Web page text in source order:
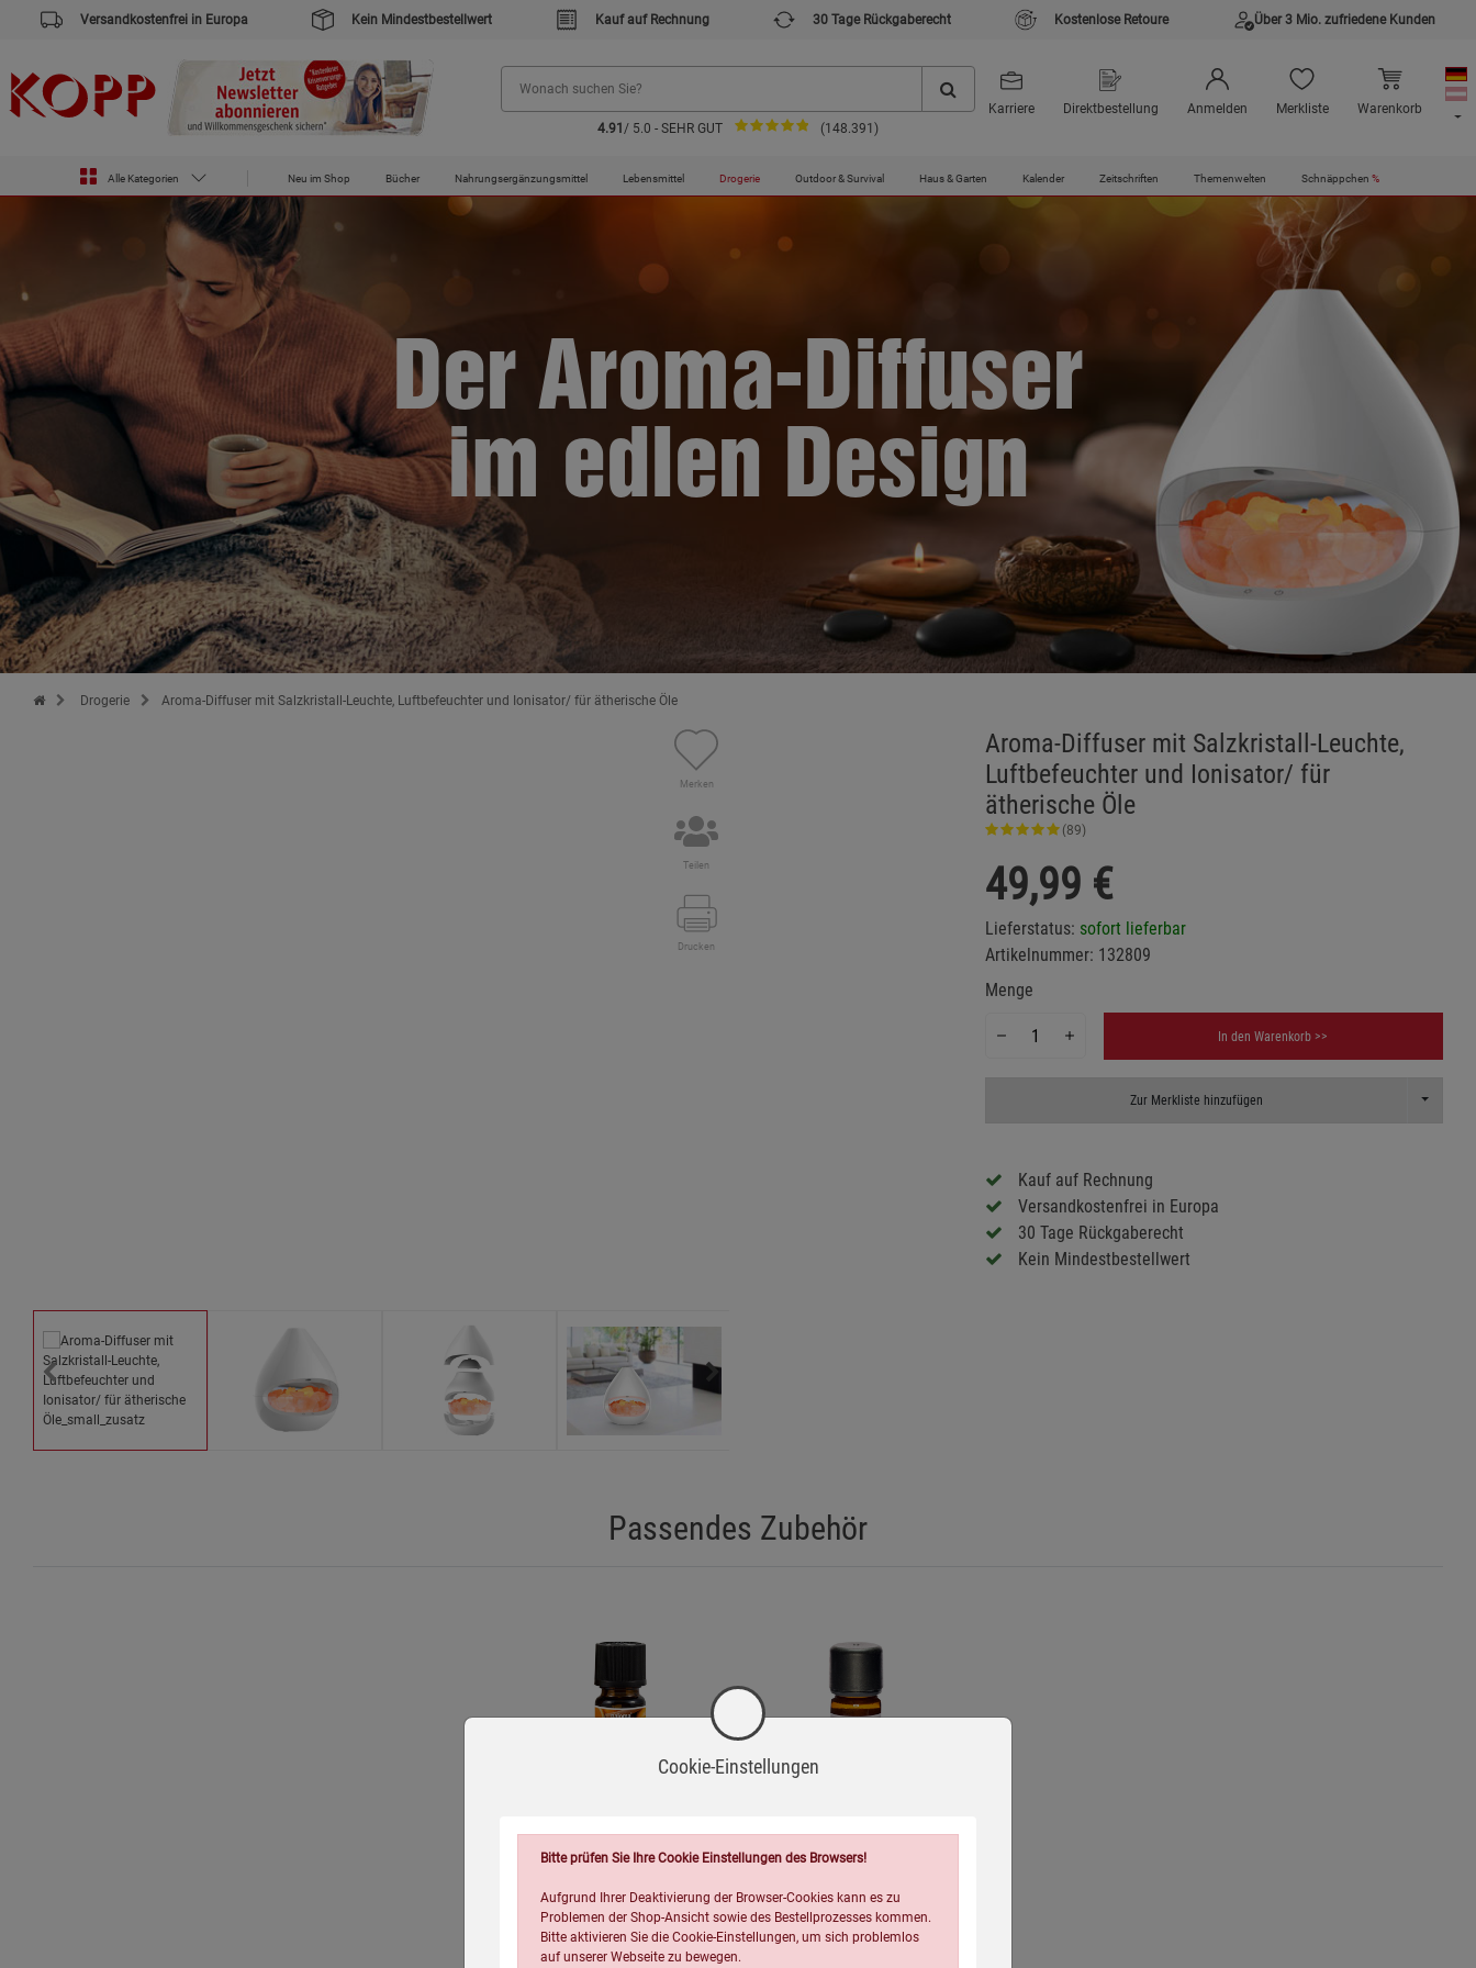
Versandkostenfrei in Europa Kein Mindestbestellwert Kauf auf Rechnung 30 Tage Rückgaberecht Kostenlose Retoure Über 3 Mio. zufriedene Kunden
4.91 / 5.0 - SEHR GUT (148.391)
Karriere Direktbestellung Anmelden Merkliste Warenkorb
Alle Kategorien Neu im Shop Bücher Nahrungsergänzungsmittel Lebensmittel Drogerie Outdoor & Survival Haus & Garten Kalender Zeitschriften Themenwelten Schnäppchen %
Der Aroma-Diffuser
im edlen Design
Zur Startseite des Kopp Verlag Online-Shop
Drogerie Aroma-Diffuser mit Salzkristall-Leuchte, Luftbefeuchter und Ionisator/ für ätherische Öle
Merken
Teilen
Drucken
Aroma-Diffuser mit Salzkristall-Leuchte,
Luftbefeuchter und Ionisator/ für
ätherische Öle
(89)
49,99 €
Lieferstatus: sofort lieferbar
Artikelnummer: 132809
Menge
In den Warenkorb >>
Zur Merkliste hinzufügen Toggle
Kauf auf Rechnung
Versandkostenfrei in Europa
30 Tage Rückgaberecht
Kein Mindestbestellwert
Passendes Zubehör
pajoma Ätherische Öle
(22)
Zirbenwerkstatt Zirben-
(16)
Cookie-Einstellungen
Bitte prüfen Sie Ihre Cookie Einstellungen des Browsers!
Aufgrund Ihrer Deaktivierung der Browser-Cookies kann es zu
Problemen der Shop-Ansicht sowie des Bestellprozesses kommen.
Bitte aktivieren Sie die Cookie-Einstellungen, um sich problemlos
auf unserer Webseite zu bewegen.